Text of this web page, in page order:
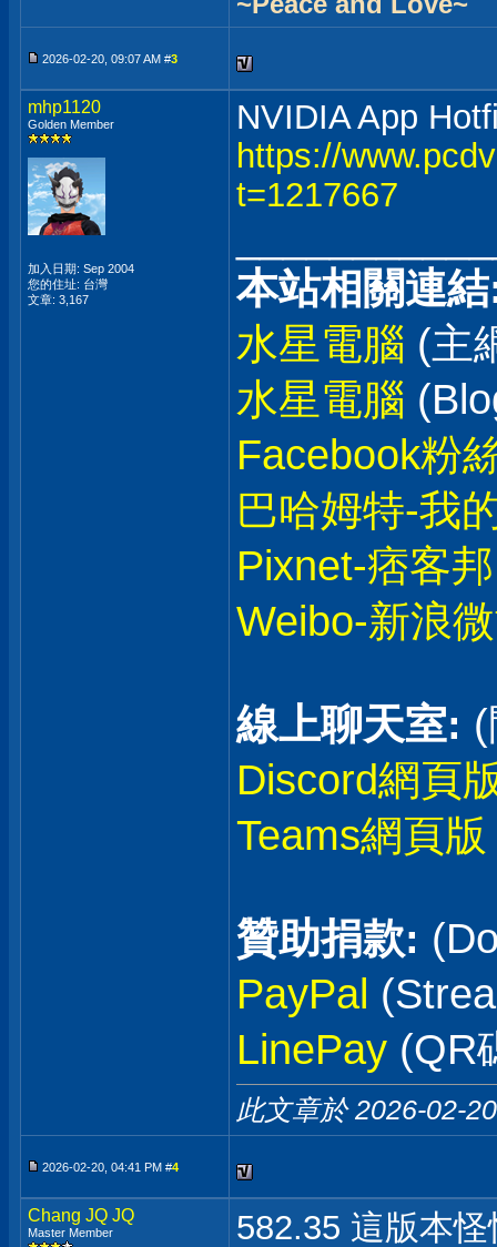
2026-02-20, 09:07 AM #3
mhp1120
Golden Member
加入日期: Sep 2004
您的住址: 台灣
文章: 3,167
NVIDIA App
https://
t=1217667
本站相關連
水星電腦 (主
水星電腦
Facebook粉
巴哈姆特-我
Pixnet-痞客邦
Weibo-新浪
線上聊天室:
Discord網頁
Teams網頁版
贊助捐款:
PayPal
LinePay (QR
此文章於 2026-02-
2026-02-20, 04:41 PM #4
Chang JQ JQ
Master Member
582.35 這版本怪